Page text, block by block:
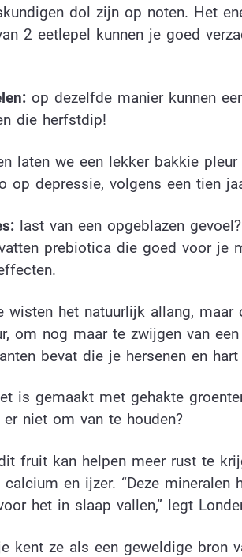
dol zijn op noten. Het
2 eetlepel kunnen je goed
op dezelfde manier kunnen
die herfstdip!
laten we een lekker bakkie
op depressie, volgens een tien
last van een opgeblazen
prebiotica die goed voor je
wisten het natuurlijk allang,
om nog maar te zwijgen van
bevat die je hersenen en
is gemaakt met gehakte
niet om van te houden?
fruit kan helpen meer rust te
calcium en ijzer. “Deze
het in slaap vallen,” legt
kent ze als een geweldige bron